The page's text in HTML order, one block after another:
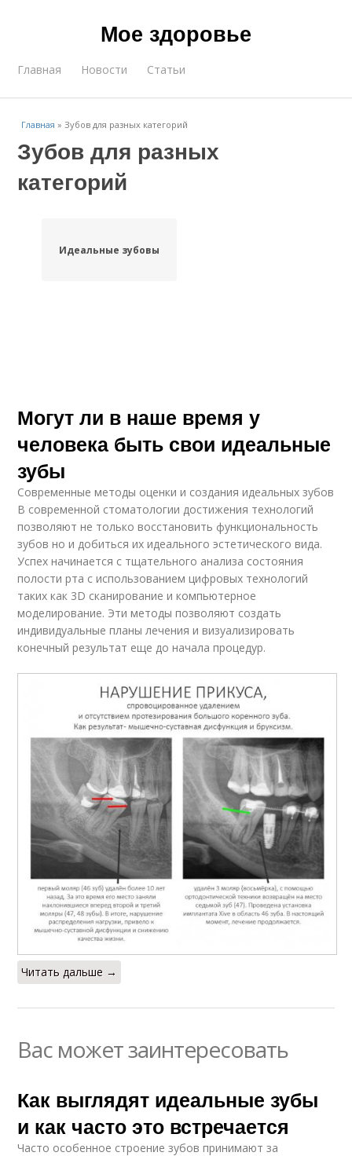
Мое здоровье
Главная Новости Статьи
Главная »Зубов для разных категорий
Зубов для разных
категорий
Идеальные зубовы
Могут ли в наше время у
человека быть свои идеальные
зубы
Современные методы оценки и создания идеальных зубов
В современной стоматологии достижения технологий
позволяют не только восстановить функциональность
зубов но и добиться их идеального эстетического вида.
Успех начинается с тщательного анализа состояния
полости рта с использованием цифровых технологий
таких как 3D сканирование и компьютерное
моделирование. Эти методы позволяют создать
индивидуальные планы лечения и визуализировать
конечный результат еще до начала процедур.
Читать дальше →
Вас может заинтересовать
Как выглядят идеальные зубы
и как часто это встречается
Часто особенное строение зубов принимают за